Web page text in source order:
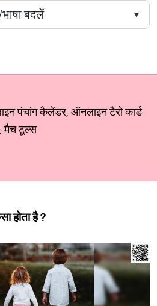
पंचांग कैलेंडर, ऑनलाइन टैरो कार्ड
मैच टूल्स
होता है ?